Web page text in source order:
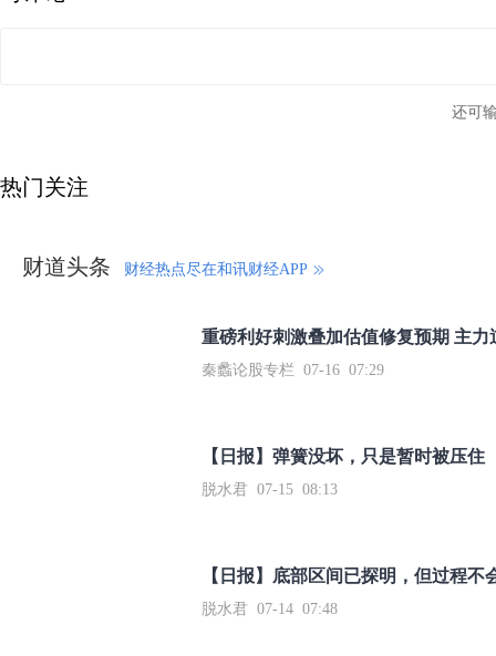
还可
热门关注
财道头条 财经热点尽在和讯财经APP
秦蠡论股专栏 07-16 07:29
【日报】弹簧没坏，只是暂时被压住
脱水君 07-15 08:13
【日报】底部区间已探明，但过程不
脱水君 07-14 07:48